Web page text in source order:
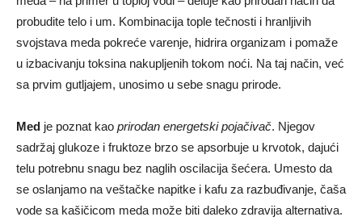
probudite telo i um. Kombinacija tople tečnosti i hranljivih
svojstava meda pokreće varenje, hidrira organizam i pomaže
u izbacivanju toksina nakupljenih tokom noći. Na taj način, već
sa prvim gutljajem, unosimo u sebe snagu prirode.
Med je poznat kao prirodan energetski pojačivač. Njegov
sadržaj glukoze i fruktoze brzo se apsorbuje u krvotok, dajući
telu potrebnu snagu bez naglih oscilacija šećera. Umesto da
se oslanjamo na veštačke napitke i kafu za razbuđivanje, čaša
vode sa kašičicom meda može biti daleko zdravija alternativa.